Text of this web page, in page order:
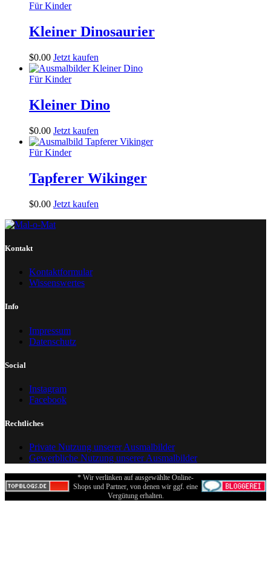
Für Kinder
Kleiner Dinosaurier
$0.00 Jetzt kaufen
Für Kinder
Kleiner Dino
$0.00 Jetzt kaufen
Für Kinder
Tapferer Wikinger
$0.00 Jetzt kaufen
Kontakt
Kontaktformular
Wissenswertes
Info
Impressum
Datenschutz
Social
Instagram
Facebook
Rechtliches
Private Nutzung unserer Ausmalbilder
Gewerbliche Nutzung unserer Ausmalbilder
* Wir verlinken auf ausgewählte Online-
Shops und Partner, von denen wir ggf. eine
Vergütung erhalten.